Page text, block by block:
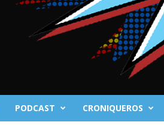
PODCAST CRONIQUEROS